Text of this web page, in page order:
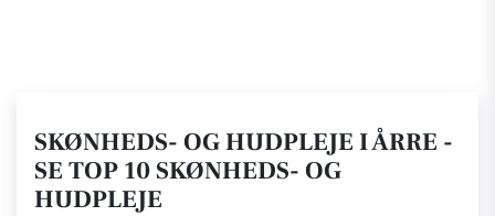
SKØNHEDS- OG HUDPLEJE I ÅRRE -
SE TOP 10 SKØNHEDS- OG
HUDPLEJE